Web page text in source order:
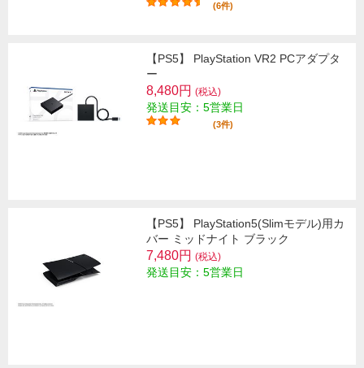
(6件)
【PS5】 PlayStation VR2 PCアダプタ
ー
8,480円 (税込)
発送目安：5営業日
(3件)
【PS5】 PlayStation5(Slimモデル)用カ
バー ミッドナイト ブラック
7,480円 (税込)
発送目安：5営業日